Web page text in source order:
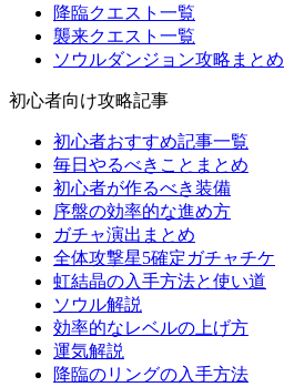
降臨クエスト一覧
襲来クエスト一覧
ソウルダンジョン攻略まとめ
初心者向け攻略記事
初心者おすすめ記事一覧
毎日やるべきことまとめ
初心者が作るべき装備
序盤の効率的な進め方
ガチャ演出まとめ
全体攻撃星5確定ガチャチケ
虹結晶の入手方法と使い道
ソウル解説
効率的なレベルの上げ方
運気解説
降臨のリングの入手方法